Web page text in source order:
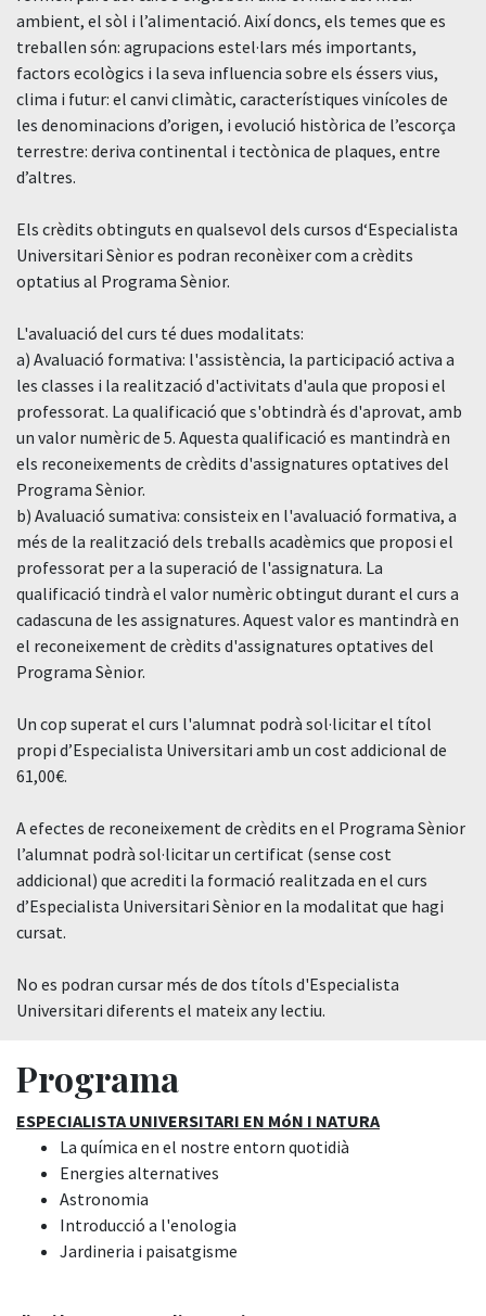
ambient, el sòl i l’alimentació. Així doncs, els temes que es
treballen són: agrupacions estel·lars més importants,
factors ecològics i la seva influencia sobre els éssers vius,
clima i futur: el canvi climàtic, característiques vinícoles de
les denominacions d’origen, i evolució històrica de l’escorça
terrestre: deriva continental i tectònica de plaques, entre
d’altres.
Els crèdits obtinguts en qualsevol dels cursos d‘Especialista
Universitari Sènior es podran reconèixer com a crèdits
optatius al Programa Sènior.
L'avaluació del curs té dues modalitats:
a) Avaluació formativa: l'assistència, la participació activa a
les classes i la realització d'activitats d'aula que proposi el
professorat. La qualificació que s'obtindrà és d'aprovat, amb
un valor numèric de 5. Aquesta qualificació es mantindrà en
els reconeixements de crèdits d'assignatures optatives del
Programa Sènior.
b) Avaluació sumativa: consisteix en l'avaluació formativa, a
més de la realització dels treballs acadèmics que proposi el
professorat per a la superació de l'assignatura. La
qualificació tindrà el valor numèric obtingut durant el curs a
cadascuna de les assignatures. Aquest valor es mantindrà en
el reconeixement de crèdits d'assignatures optatives del
Programa Sènior.
Un cop superat el curs l'alumnat podrà sol·licitar el títol
propi d’Especialista Universitari amb un cost addicional de
61,00€.
A efectes de reconeixement de crèdits en el Programa Sènior
l’alumnat podrà sol·licitar un certificat (sense cost
addicional) que acrediti la formació realitzada en el curs
d’Especialista Universitari Sènior en la modalitat que hagi
cursat.
No es podran cursar més de dos títols d'Especialista
Universitari diferents el mateix any lectiu.
Programa
ESPECIALISTA UNIVERSITARI EN MóN I NATURA
La química en el nostre entorn quotidià
Energies alternatives
Astronomia
Introducció a l'enologia
Jardineria i paisatgisme